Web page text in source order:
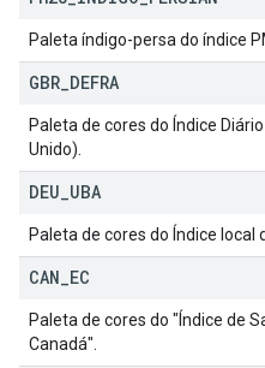
Paleta índigo-persa do índice
GBR DEFRA
Paleta de cores do Índice
Unido).
DEU UBA
Paleta de cores do Índice local
CAN EC
Paleta de cores do "Índice de
Canadá".